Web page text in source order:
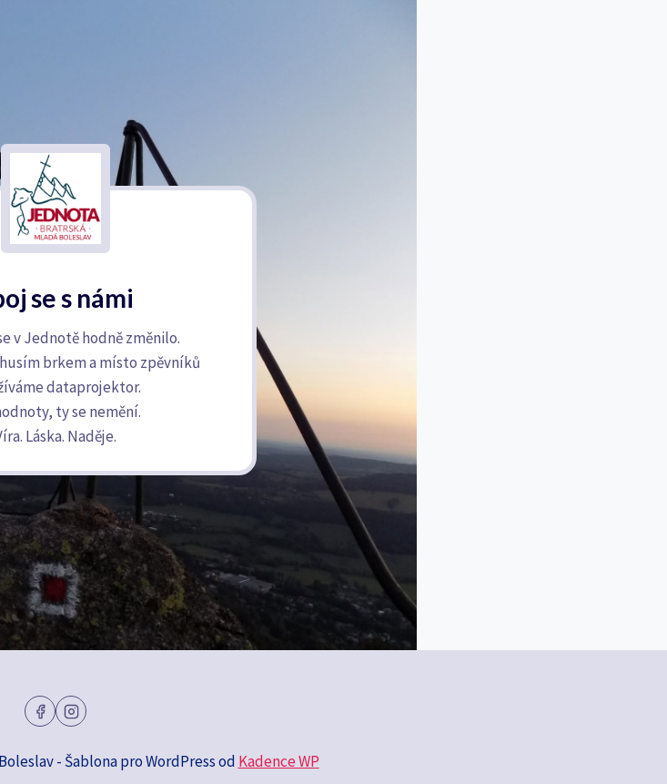
se s námi
v Jednotě hodně změnilo.
brkem a místo zpěvníků
dataprojektor.
ty se nemění.
Láska. Naděje.
- Šablona pro WordPress od Kadence WP